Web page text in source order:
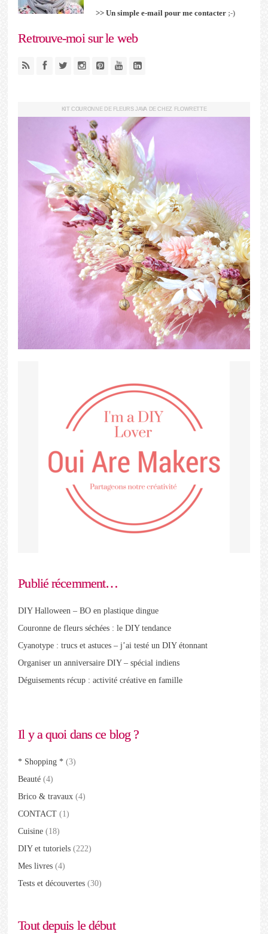
>> Un simple e-mail pour me contacter ;-)
Retrouve-moi sur le web
KIT COURONNE DE FLEURS JAVA DE CHEZ FLOWRETTE
Publié récemment…
DIY Halloween – BO en plastique dingue
Couronne de fleurs séchées : le DIY tendance
Cyanotype : trucs et astuces – j’ai testé un DIY étonnant
Organiser un anniversaire DIY – spécial indiens
Déguisements récup : activité créative en famille
Il y a quoi dans ce blog ?
* Shopping * (3)
Beauté (4)
Brico & travaux (4)
CONTACT (1)
Cuisine (18)
DIY et tutoriels (222)
Mes livres (4)
Tests et découvertes (30)
Tout depuis le début